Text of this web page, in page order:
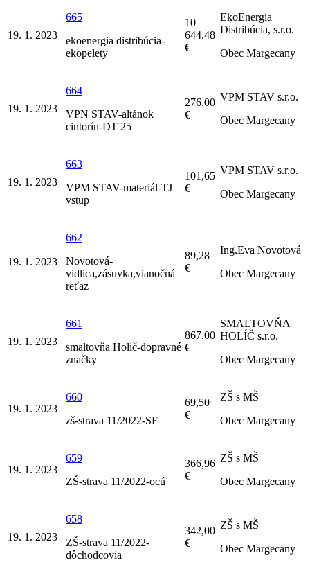
19. 1. 2023
665
ekoenergia distribúcia-
ekopelety
10
644,48
€
EkoEnergia
Distribúcia, s.r.o.
Obec Margecany
19. 1. 2023
664
VPN STAV-altánok
cintorín-DT 25
276,00
€
VPM STAV s.r.o.
Obec Margecany
19. 1. 2023
663
VPM STAV-materiál-TJ
vstup
101,65
€
VPM STAV s.r.o.
Obec Margecany
19. 1. 2023
662
Novotová-
vidlica,zásuvka,vianočná
reťaz
89,28
€
Ing.Eva Novotová
Obec Margecany
19. 1. 2023
661
smaltovňa Holič-dopravné
značky
867,00
€
SMALTOVŇA
HOLÍČ s.r.o.
Obec Margecany
19. 1. 2023
660
zš-strava 11/2022-SF
69,50
€
ZŠ s MŠ
Obec Margecany
19. 1. 2023
659
ZŠ-strava 11/2022-ocú
366,96
€
ZŠ s MŠ
Obec Margecany
19. 1. 2023
658
ZŠ-strava 11/2022-
dôchodcovia
342,00
€
ZŠ s MŠ
Obec Margecany